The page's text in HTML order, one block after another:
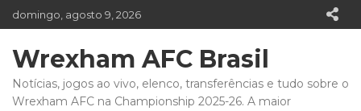
Skip
to
domingo, agosto 9, 2026
Wrexham AFC Brasil
Notícias, jogos ao vivo, elenco, transferências e tudo sobre o
Wrexham AFC na Championship 2025-26. A maior